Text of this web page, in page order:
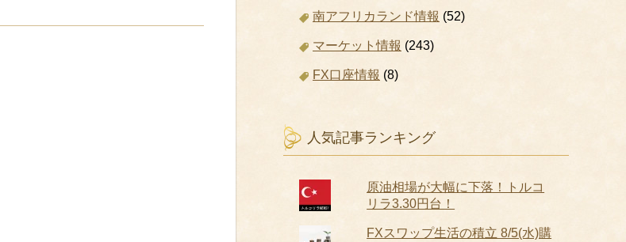
南アフリカランド情報 (52)
マーケット情報 (243)
FX口座情報 (8)
人気記事ランキング
原油相場が大幅に下落！トルコ
リラ3.30円台！
FXスワップ生活の積立 8/5(水)購